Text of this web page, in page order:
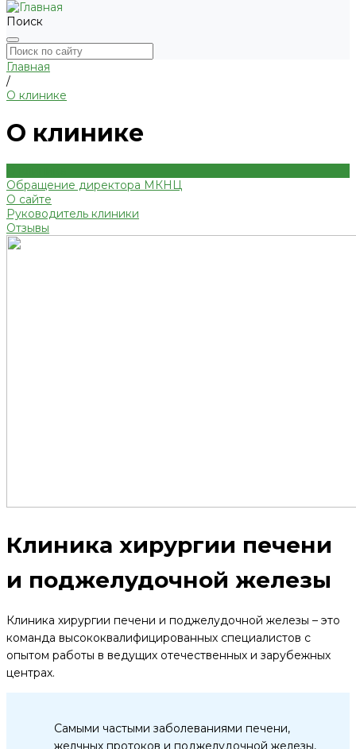
Поиск
Главная
/
О клинике
О клинике
Обращение директора МКНЦ
О сайте
Руководитель клиники
Отзывы
Клиника хирургии печени
и поджелудочной железы
Клиника хирургии печени и поджелудочной железы – это
команда высококвалифицированных специалистов с
опытом работы в ведущих отечественных и зарубежных
центрах.
Самыми частыми заболеваниями печени,
желчных протоков и поджелудочной железы,